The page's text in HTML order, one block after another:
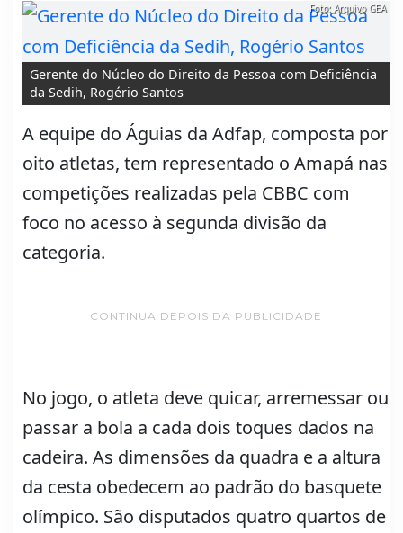
Gerente do Núcleo do Direito da Pessoa com Deficiência
da Sedih, Rogério Santos
Foto: Arquivo GEA
A equipe do Águias da Adfap, composta por
oito atletas, tem representado o Amapá nas
competições realizadas pela CBBC com
foco no acesso à segunda divisão da
categoria.
CONTINUA DEPOIS DA PUBLICIDADE
No jogo, o atleta deve quicar, arremessar ou
passar a bola a cada dois toques dados na
cadeira. As dimensões da quadra e a altura
da cesta obedecem ao padrão do basquete
olímpico. São disputados quatro quartos de